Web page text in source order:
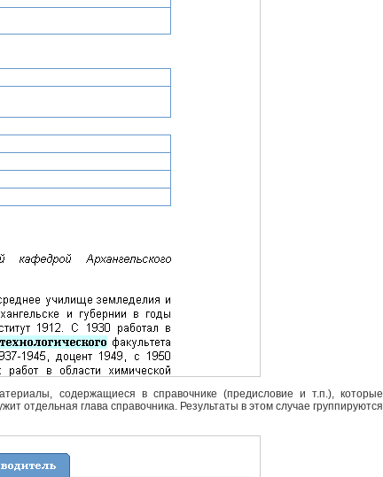
содержащиеся в справочнике (предисловие и т.п.), которые
отдельная глава справочника. Результаты в этом случае группируются